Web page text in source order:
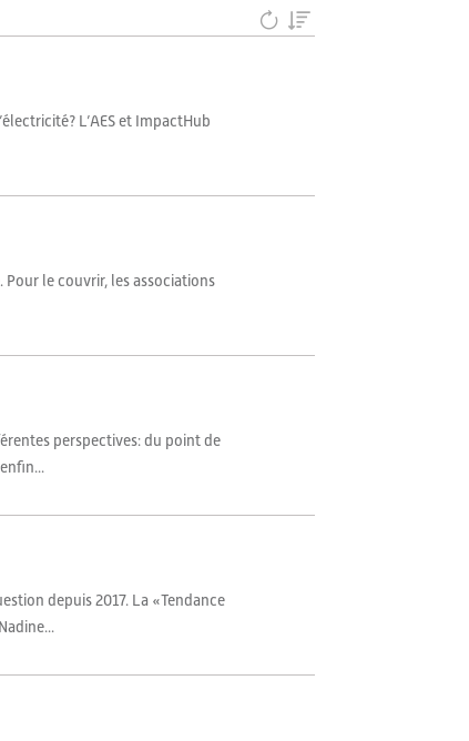
L’AES et ImpactHub
le couvrir, les associations
perspectives: du point de
depuis 2017. La «Tendance